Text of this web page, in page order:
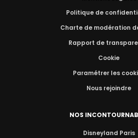
Politique de
Charte de modération
Rapport de
Cookie
Paramétrer les
Nous rejoindre
NOS
Disneyland Paris